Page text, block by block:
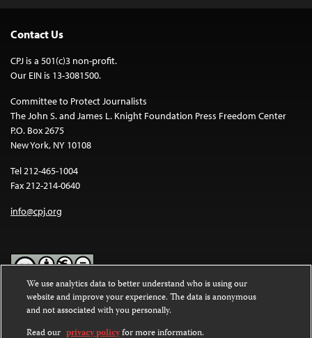
Contact Us
CPJ is a 501(c)3 non-profit.
Our EIN is 13-3081500.
Committee to Protect Journalists
The John S. and James L. Knight Foundation Press Freedom Center
P.O. Box 2675
New York, NY 10108
Tel 212-465-1004
Fax 212-214-0640
info@cpj.org
Except where noted, text on this website is licensed under a
Commons Attribution-NonCommercial-NoDerivatives 4.0
International License.
We use analytics data to better understand who is using our
website and improve your experience. The data is anonymous
and not associated with you personally.
Read our privacy policyfor more information.